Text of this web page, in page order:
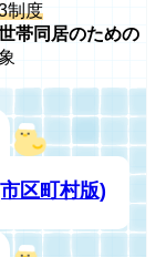
制度
帯同居のための
区町村版)